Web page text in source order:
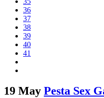
36
37
38
39
40
41
19 May Pesta Sex